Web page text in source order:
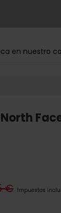
€ Impuestos